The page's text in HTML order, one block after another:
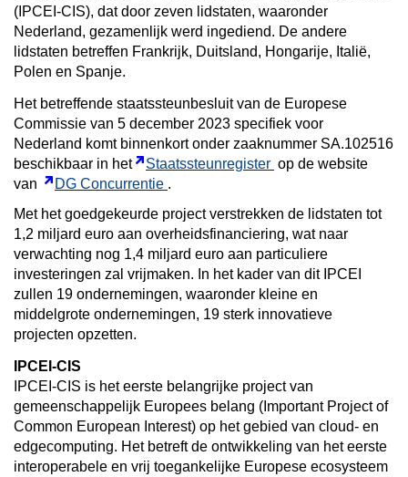
(IPCEI-CIS), dat door zeven lidstaten, waaronder
Nederland, gezamenlijk werd ingediend. De andere
lidstaten betreffen Frankrijk, Duitsland, Hongarije, Italië,
Polen en Spanje.
Het betreffende staatssteunbesluit van de Europese
Commissie van 5 december 2023 specifiek voor
Nederland komt binnenkort onder zaaknummer SA.102516
beschikbaar in het
Staatssteunregister op de website
van
DG Concurrentie .
Met het goedgekeurde project verstrekken de lidstaten tot
1,2 miljard euro aan overheidsfinanciering, wat naar
verwachting nog 1,4 miljard euro aan particuliere
investeringen zal vrijmaken. In het kader van dit IPCEI
zullen 19 ondernemingen, waaronder kleine en
middelgrote ondernemingen, 19 sterk innovatieve
projecten opzetten.
IPCEI-CIS
IPCEI-CIS is het eerste belangrijke project van
gemeenschappelijk Europees belang (Important Project of
Common European Interest) op het gebied van cloud- en
edgecomputing. Het betreft de ontwikkeling van het eerste
interoperabele en vrij toegankelijke Europese ecosysteem